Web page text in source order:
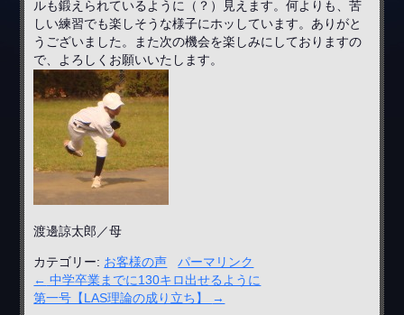
ルも鍛えられているように（？）見えます。何よりも、苦
しい練習でも楽しそうな様子にホッしています。ありがと
うございました。また次の機会を楽しみにしておりますの
で、よろしくお願いいたします。
渡邊諒太郎／母
カテゴリー: お客様の声
パーマリンク
← 中学卒業までに130キロ出せるように
第一号【LAS理論の成り立ち】
→